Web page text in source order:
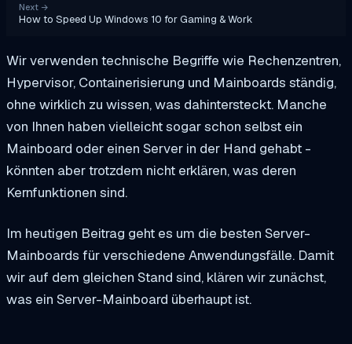
Next →
How to Speed Up Windows 10 for Gaming & Work
Wir verwenden technische Begriffe wie Rechenzentren,
Hypervisor, Containerisierung und Mainboards ständig,
ohne wirklich zu wissen, was dahintersteckt. Manche
von Ihnen haben vielleicht sogar schon selbst ein
Mainboard oder einen Server in der Hand gehabt -
könnten aber trotzdem nicht erklären, was deren
Kernfunktionen sind.
Im heutigen Beitrag geht es um die besten Server-
Mainboards für verschiedene Anwendungsfälle. Damit
wir auf dem gleichen Stand sind, klären wir zunächst,
was ein Server-Mainboard überhaupt ist.